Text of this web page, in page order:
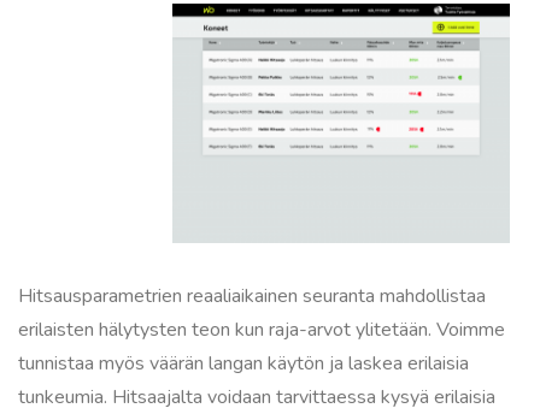
Hitsausparametrien reaaliaikainen seuranta mahdollistaa
erilaisten hälytysten teon kun raja-arvot ylitetään. Voimme
tunnistaa myös väärän langan käytön ja laskea erilaisia
tunkeumia. Hitsaajalta voidaan tarvittaessa kysyä erilaisia